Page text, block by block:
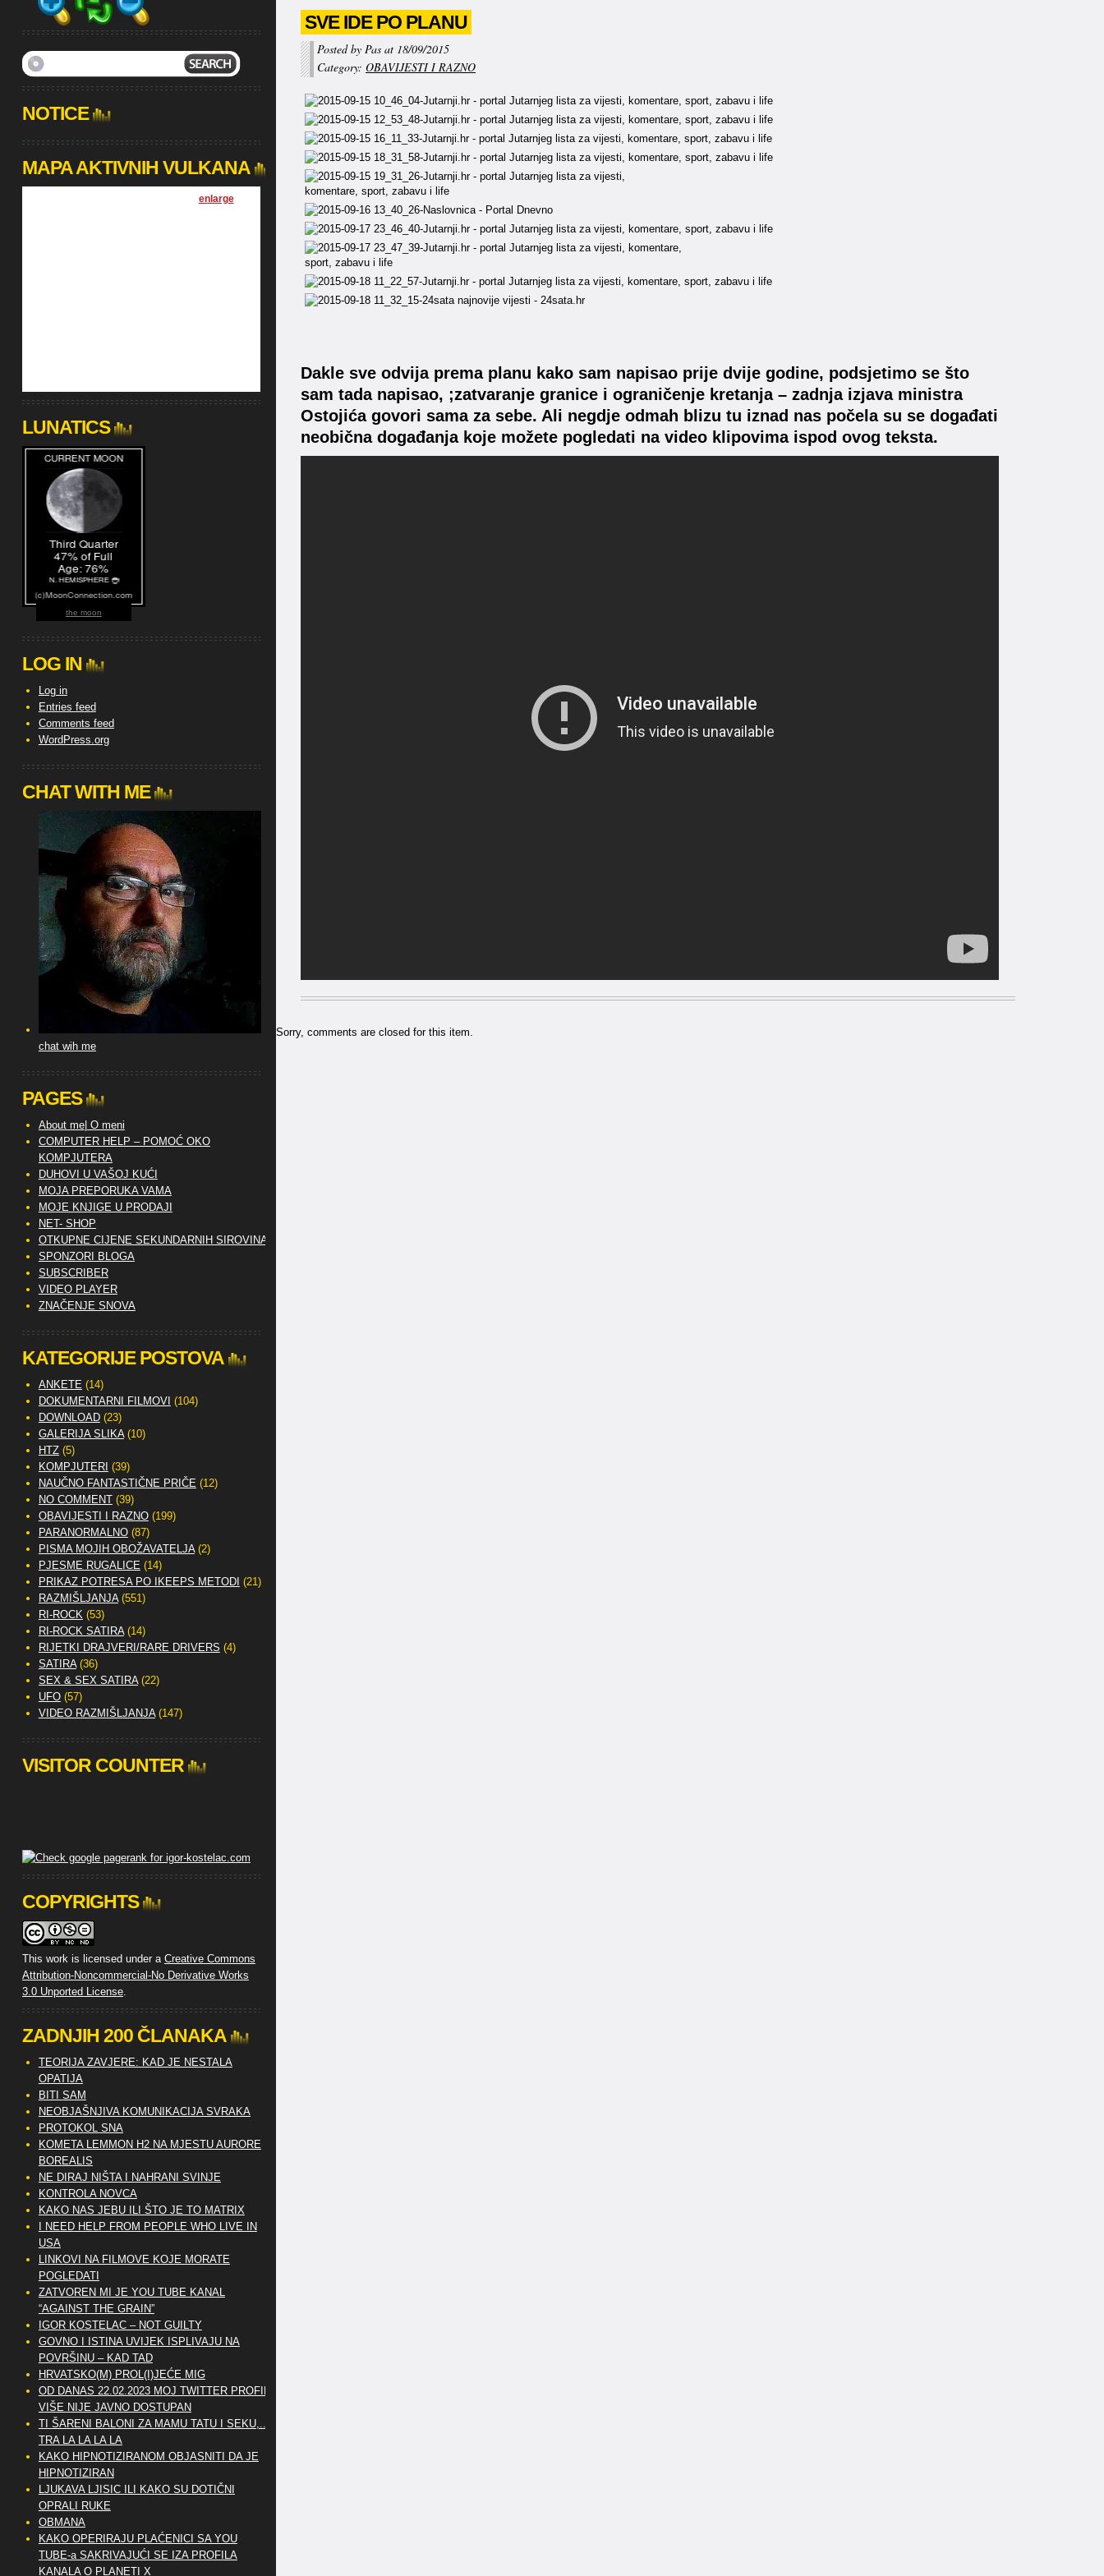
SVE IDE PO PLANU
Posted by Pas at 18/09/2015
Category: OBAVIJESTI I RAZNO
Dakle sve odvija prema planu kako sam napisao prije dvije godine, podsjetimo se što
sam tada napisao, ;zatvaranje granice i ograničenje kretanja – zadnja izjava ministra
Ostojića govori sama za sebe. Ali negdje odmah blizu tu iznad nas počela su se događati
neobična događanja koje možete pogledati na video klipovima ispod ovog teksta.
Sorry, comments are closed for this item.
NOTICE
MAPA AKTIVNIH VULKANA
enlarge]
LUNATICS
the moon
LOG IN
Log in
Entries feed
Comments feed
WordPress.org
CHAT WITH ME
chat wih me
PAGES
About me| O meni
COMPUTER HELP – POMOĆ OKO
KOMPJUTERA
DUHOVI U VAŠOJ KUĆI
MOJA PREPORUKA VAMA
MOJE KNJIGE U PRODAJI
NET- SHOP
OTKUPNE CIJENE SEKUNDARNIH SIROVINA
SPONZORI BLOGA
SUBSCRIBER
VIDEO PLAYER
ZNAČENJE SNOVA
KATEGORIJE POSTOVA
ANKETE (14)
DOKUMENTARNI FILMOVI (104)
DOWNLOAD(23)
GALERIJA SLIKA(10)
HTZ(5)
KOMPJUTERI (39)
NAUČNO FANTASTIČNE PRIČE (12)
NO COMMENT(39)
OBAVIJESTI I RAZNO(199)
PARANORMALNO(87)
PISMA MOJIH OBOŽAVATELJA(2)
PJESME RUGALICE (14)
PRIKAZ POTRESA PO IKEEPS METODI (21)
RAZMIŠLJANJA(551)
RI-ROCK(53)
RI-ROCK SATIRA(14)
RIJETKI DRAJVERI/RARE DRIVERS (4)
SATIRA(36)
SEX & SEX SATIRA(22)
UFO(57)
VIDEO RAZMIŠLJANJA(147)
VISITOR COUNTER
COPYRIGHTS
This work is licensed under a Creative Commons
Attribution-Noncommercial-No Derivative Works
3.0 Unported License.
ZADNJIH 200 ČLANAKA
TEORIJA ZAVJERE: KAD JE NESTALA
OPATIJA
BITI SAM
NEOBJAŠNJIVA KOMUNIKACIJA SVRAKA
PROTOKOL SNA
KOMETA LEMMON H2 NA MJESTU AURORE
BOREALIS
NE DIRAJ NIŠTA I NAHRANI SVINJE
KONTROLA NOVCA
KAKO NAS JEBU ILI ŠTO JE TO MATRIX
I NEED HELP FROM PEOPLE WHO LIVE IN
USA
LINKOVI NA FILMOVE KOJE MORATE
POGLEDATI
ZATVOREN MI JE YOU TUBE KANAL
“AGAINST THE GRAIN”
IGOR KOSTELAC – NOT GUILTY
GOVNO I ISTINA UVIJEK ISPLIVAJU NA
POVRŠINU – KAD TAD
HRVATSKO(M) PROL(I)JEĆE MIG
OD DANAS 22.02.2023 MOJ TWITTER PROFIL
VIŠE NIJE JAVNO DOSTUPAN
TI ŠARENI BALONI ZA MAMU TATU I SEKU,..
TRA LA LA LA LA
KAKO HIPNOTIZIRANOM OBJASNITI DA JE
HIPNOTIZIRAN
LJUKAVA LJISIC ILI KAKO SU DOTIČNI
OPRALI RUKE
OBMANA
KAKO OPERIRAJU PLAĆENICI SA YOU
TUBE-a SAKRIVAJUĆI SE IZA PROFILA
KANALA O PLANETI X